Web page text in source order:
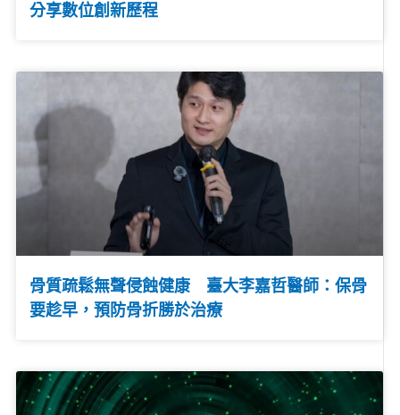
分享數位創新歷程
骨質疏鬆無聲侵蝕健康 臺大李嘉哲醫師：保骨
要趁早，預防骨折勝於治療